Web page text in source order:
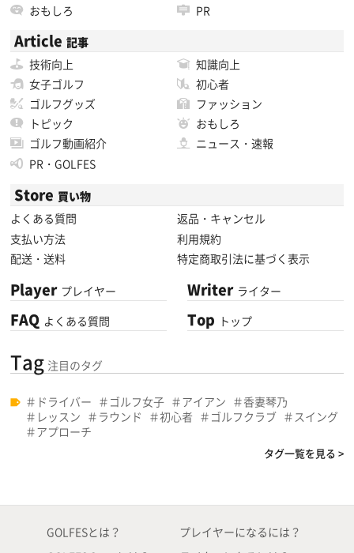
おもしろ
PR
Article 記事
技術向上
知識向上
女子ゴルフ
初心者
ゴルフグッズ
ファッション
トピック
おもしろ
ゴルフ動画紹介
ニュース・速報
PR・GOLFES
Store 買い物
よくある質問
返品・キャンセル
支払い方法
利用規約
配送・送料
特定商取引法に基づく表示
Player プレイヤー
FAQ よくある質問
Writer ライター
Top トップ
Tag 注目のタグ
ドライバー ゴルフ女子 アイアン
香妻琴乃
レッスン
ラウンド 初心者 ゴルフクラブ
スイング
アプローチ
タグ一覧を見る >
GOLFESとは？
プレイヤーになるには？